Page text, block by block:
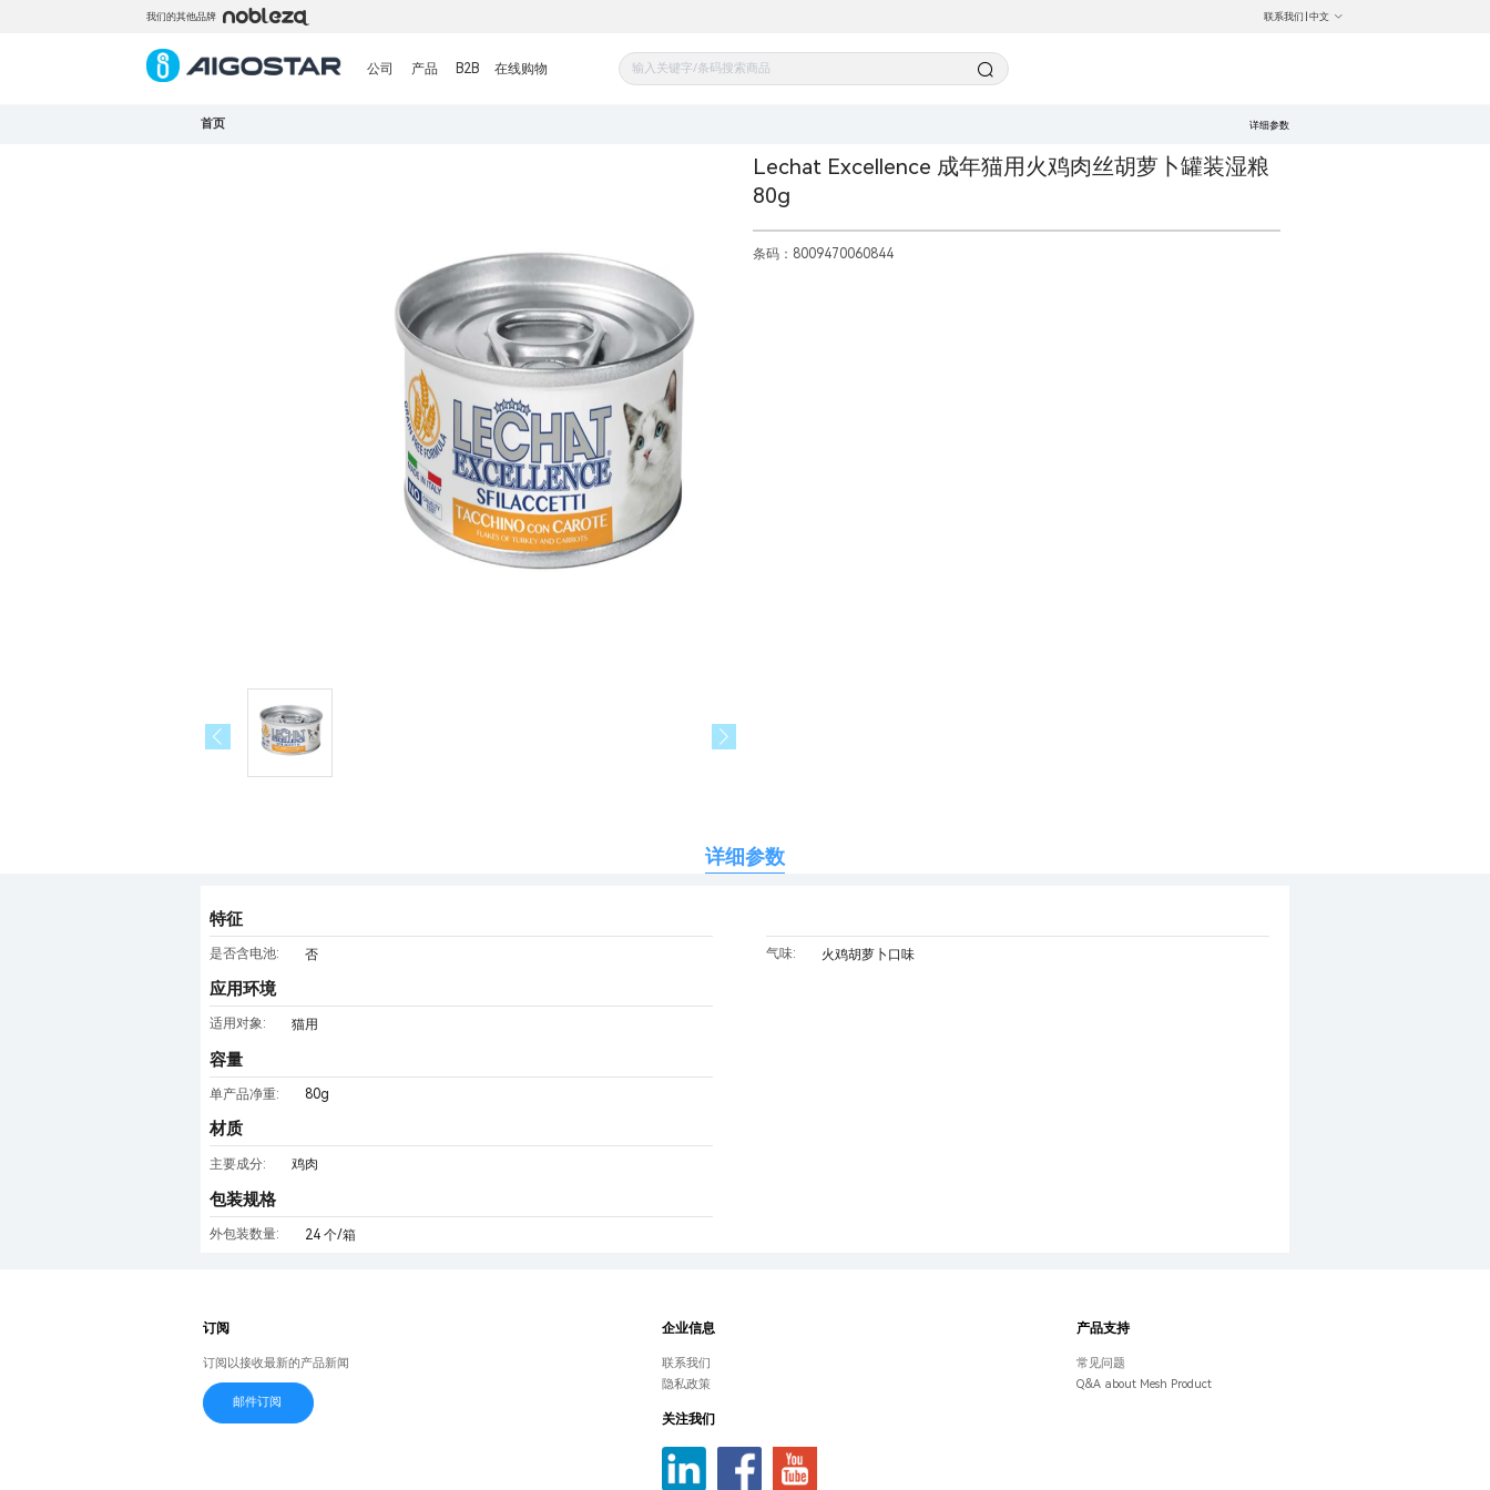
我们的其他品牌 联系我们 |中文
公司 产品 B2B 在线购物
首页 详细参数
Lechat Excellence 成年猫用火鸡肉丝胡萝卜罐装湿粮
80g
条码：8009470060844
详细参数
特征
是否含电池: 否 气味: 火鸡胡萝卜口味
应用环境
适用对象: 猫用
容量
单产品净重: 80g
材质
主要成分: 鸡肉
包装规格
外包装数量: 24 个/箱
订阅
订阅以接收最新的产品新闻
邮件订阅
企业信息
联系我们
隐私政策
关注我们
产品支持
常见问题
Q&A about Mesh Product